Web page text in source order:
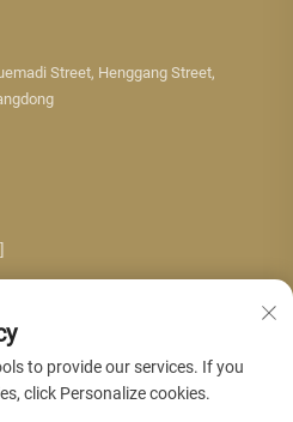
Street, Henggang Street,
to provide our services. If you
click Personalize cookies.